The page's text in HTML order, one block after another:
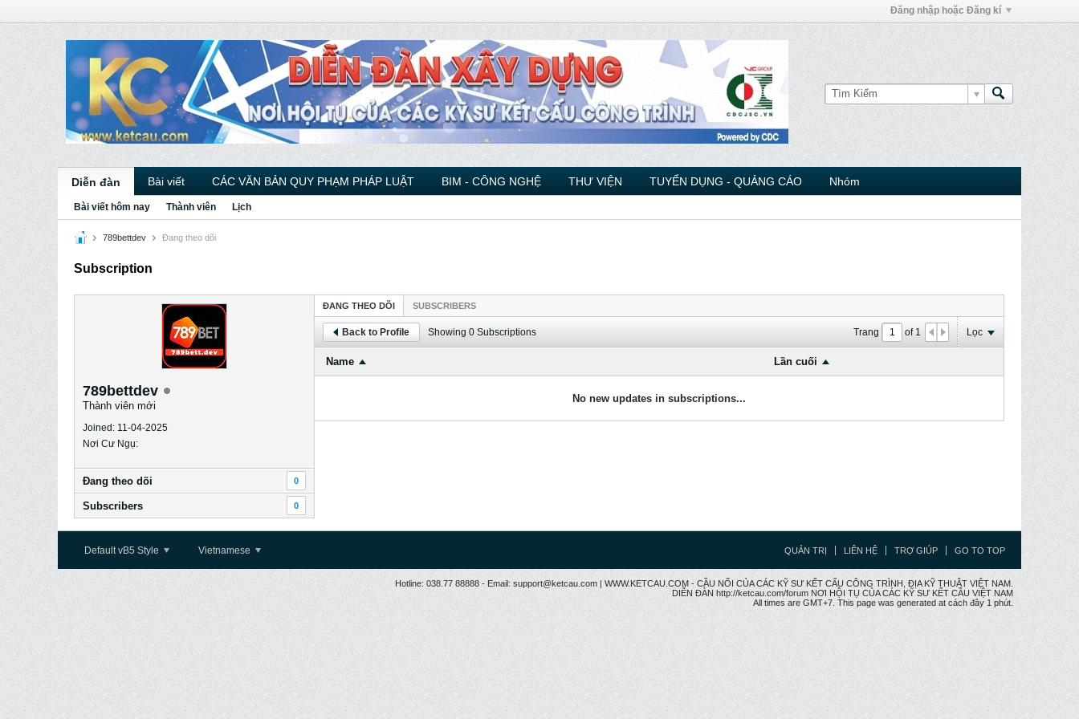
Đăng nhập hoặc Đăng kí
Diễn đàn Bài viết CÁC VĂN BẢN QUY PHẠM PHÁP LUẬT BIM - CÔNG NGHỆ THƯ VIỆN TUYỂN DỤNG - QUẢNG CÁO Nhóm
Bài viết hôm nay Thành viên Lịch
789bettdev Ðang theo dõi
Subscription
789bettdev
Thành viên mới
Joined: 11-04-2025
Nơi Cư Ngụ:
Ðang theo dõi 0
Subscribers 0
ÐANG THEO DÕI SUBSCRIBERS
Back to Profile Showing 0 Subscriptions Trang of 1 Lọc
Name Lần cuối
No new updates in subscriptions...
Default vB5 Style Vietnamese QUẢN TRỊ LIÊN HỆ TRỢ GIÚP GO TO TOP
Hotline: 038.77 88888 - Email: support@ketcau.com | WWW.KETCAU.COM - CẦU NỐI CỦA CÁC KỸ SƯ KẾT CẤU CÔNG TRÌNH, ĐỊA KỸ THUẬT VIỆT NAM.
DIỄN ĐÀN http://ketcau.com/forum NƠI HỘI TỤ CỦA CÁC KỸ SƯ KẾT CÂU VIỆT NAM
All times are GMT+7. This page was generated at cách đây 1 phút.